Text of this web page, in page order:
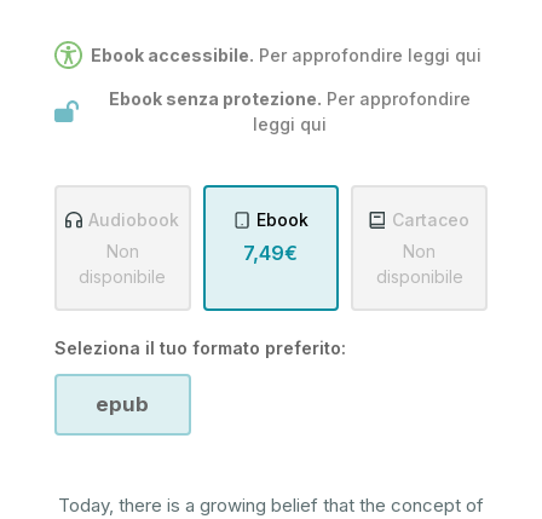
Ebook senza protezione. Per approfondire
leggi qui
Ebook accessibile. Per approfondire leggi qui
Audiobook
Non
disponibile
Ebook
7,49€
Cartaceo
Non
disponibile
Seleziona il tuo formato preferito:
epub
Today, there is a growing belief that the concept of